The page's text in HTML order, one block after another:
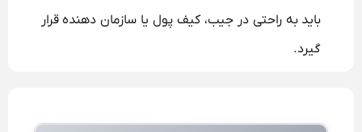
باید به راحتی در جیب، کیف پول یا سازمان دهنده قرار
گیرد.